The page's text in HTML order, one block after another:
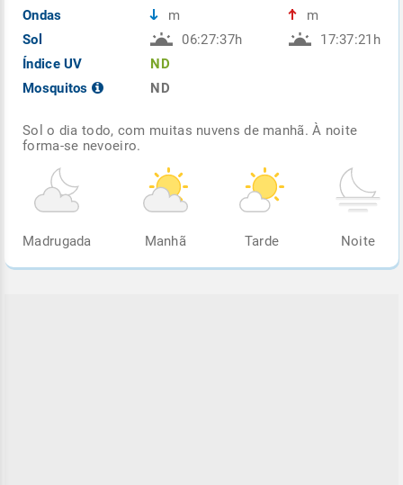
Ondas
Sol
Índice UV
Mosquitos
m
06:27:37h
ND
ND
m
17:37:21h
Sol o dia todo, com muitas nuvens de manhã. À noite
forma-se nevoeiro.
Madrugada Manhã Tarde Noite